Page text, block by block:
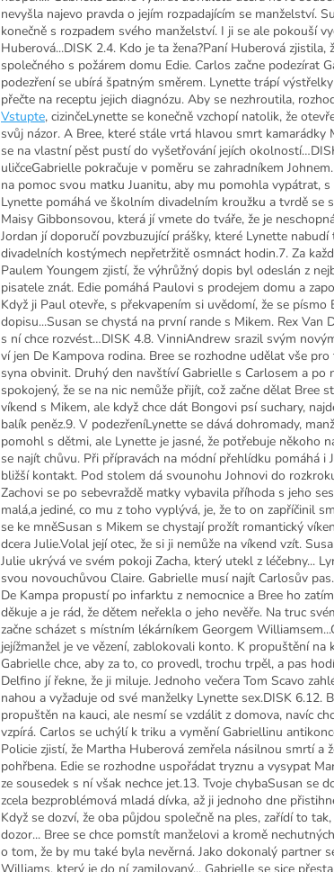
nevyšla najevo pravda o jejím rozpadajícím se manželství.
konečně s rozpadem svého manželství. I ji se ale pokouší
Huberová...DISK 2.4. Kdo je ta žena?Paní Huberová zjistila,
společného s požárem domu Edie. Carlos začne podezírat
podezření se ubírá špatným směrem. Lynette trápí
přečte na receptu jejich diagnózu. Aby se nezhroutila,
Vstupte, cizinčeLynette se konečně vzchopí natolik, že
svůj názor. A Bree, které stále vrtá hlavou smrt kamarádky
se na vlastní pěst pustí do vyšetřování jejích
uličceGabrielle pokračuje v poměru se zahradníkem
na pomoc svou matku Juanitu, aby mu pomohla vypátrat,
Lynette pomáhá ve školním divadelním kroužku a tvrdě se
Maisy Gibbonsovou, která jí vmete do tváře, že je
Jordan jí doporučí povzbuzující prášky, které Lynette nabudí
divadelních kostýmech nepřetržitě osmnáct hodin.7. Za
Paulem Youngem zjistí, že výhrůžný dopis byl odeslán z
pisatele znát. Edie pomáhá Paulovi s prodejem domu a
Když ji Paul otevře, s překvapením si uvědomí, že se písmo
dopisu...Susan se chystá na první rande s Mikem. Rex Van
s ní chce rozvést…DISK 4.8. VinniAndrew srazil svým
ví jen De Kampova rodina. Bree se rozhodne udělat vše
syna obvinit. Druhý den navštíví Gabrielle s Carlosem a po
spokojený, že se na nic nemůže přijít, což začne dělat Bree
víkend s Mikem, ale když chce dát Bongovi psí suchary,
balík peněz.9. V podezřeníLynette se dává dohromady,
pomohl s dětmi, ale Lynette je jasné, že potřebuje někoho
se najít chůvu. Při přípravách na módní přehlídku pomáhá i
bližší kontakt. Pod stolem dá svounohu Johnovi do
Zachovi se po sebevraždě matky vybavila příhoda s jeho
malá,a jediné, co mu z toho vyplývá, je, že to on zapříčinil
se ke mněSusan s Mikem se chystají prožít romantický
dcera Julie.Volal její otec, že si ji nemůže na víkend vzít.
Julie ukrývá ve svém pokoji Zacha, který utekl z léčebny...
svou novouchůvou Claire. Gabrielle musí najít Carlosův
De Kampa propustí po infarktu z nemocnice a Bree ho
děkuje a je rád, že dětem neřekla o jeho nevěře. Na truc
začne scházet s místním lékárníkem Georgem
jejížmanžel je ve vězení, zablokovali konto. K propuštění na
Gabrielle chce, aby za to, co provedl, trochu trpěl, a pas
Delfino jí řekne, že ji miluje. Jednoho večera Tom Scavo
nahou a vyžaduje od své manželky Lynette sex.DISK 6.12.
propuštěn na kauci, ale nesmí se vzdálit z domova, navíc
vzpírá. Carlos se uchýlí k triku a vymění Gabriellinu
Policie zjistí, že Martha Huberová zemřela násilnou smrtí a
pohřbena. Edie se rozhodne uspořádat tryznu a vysypat
ze sousedek s ní však nechce jet.13. Tvoje chybaSusan se
zcela bezproblémová mladá dívka, až ji jednoho dne
Když se dozví, že oba půjdou společně na ples, zařídí to
dozor... Bree se chce pomstít manželovi a kromě
o tom, že by mu také byla nevěrná. Jako dokonalý partner
Williams, který je do ní zamilovaný... Gabrielle se sice